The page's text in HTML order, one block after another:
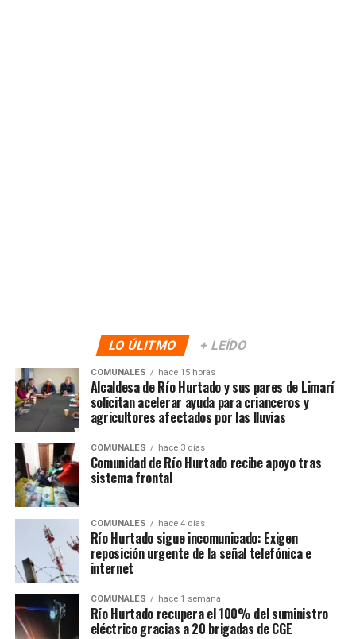
LO ÚLITMO + LEÍDO
COMUNALES hace 15 horas
Alcaldesa de Río Hurtado y sus pares de Limarí
solicitan acelerar ayuda para crianceros y
agricultores afectados por las lluvias
COMUNALES hace 3 días
Comunidad de Río Hurtado recibe apoyo tras
sistema frontal
COMUNALES hace 4 días
Río Hurtado sigue incomunicado: Exigen
reposición urgente de la señal telefónica e
internet
COMUNALES hace 1 semana
Río Hurtado recupera el 100% del suministro
eléctrico gracias a 20 brigadas de CGE